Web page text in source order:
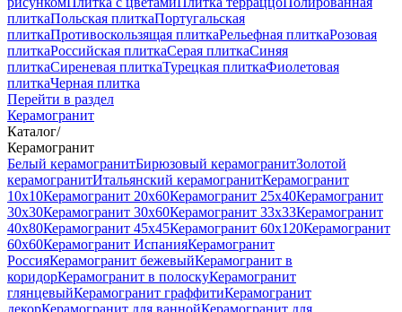
плиткаПольская плиткаПортугальская
плиткаПротивоскользящая плиткаРельефная плиткаРозовая
плиткаРоссийская плиткаСерая плиткаСиняя
плиткаСиреневая плиткаТурецкая плиткаФиолетовая
плиткаЧерная плитка
Перейти в раздел
Керамогранит
Каталог/
Керамогранит
Белый керамогранитБирюзовый керамогранитЗолотой
керамогранитИтальянский керамогранитКерамогранит
10x10Керамогранит 20x60Керамогранит 25x40Керамогранит
30x30Керамогранит 30x60Керамогранит 33x33Керамогранит
40x80Керамогранит 45x45Керамогранит 60x120Керамогранит
60x60Керамогранит ИспанияКерамогранит
РоссияКерамогранит бежевыйКерамогранит в
коридорКерамогранит в полоскуКерамогранит
глянцевыйКерамогранит граффитиКерамогранит
декорКерамогранит для ваннойКерамогранит для